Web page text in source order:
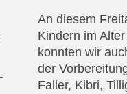
An diesem
Kindern im
konnten wir
der
Faller, Kibri,